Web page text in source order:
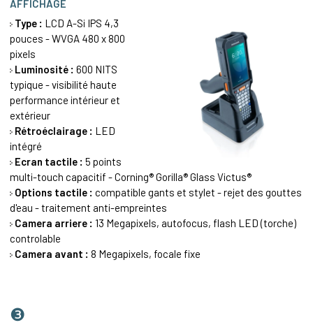
AFFICHAGE
Type : LCD A-Si IPS 4,3
pouces - WVGA 480 x 800
pixels
Luminosité : 600 NITS
typique - visibilité haute
performance intérieur et
extérieur
Rétroéclairage : LED
intégré
Ecran tactile : 5 points
multi-touch capacitif - Corning® Gorilla® Glass Victus®
Options tactile : compatible gants et stylet - rejet des gouttes
d'eau - traitement anti-empreintes
Camera arriere : 13 Megapixels, autofocus, flash LED (torche)
controlable
Camera avant : 8 Megapixels, focale fixe
❸